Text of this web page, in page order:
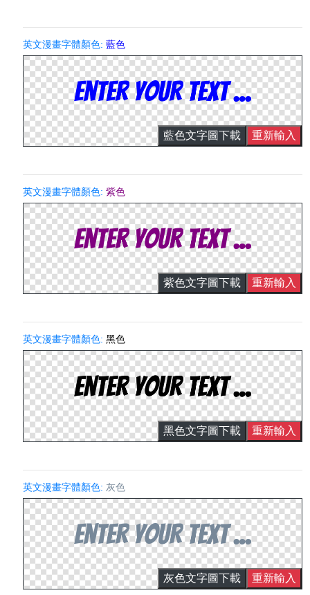
英文漫畫字體顏色:藍色
藍色文字圖下載 重新輸入
英文漫畫字體顏色:紫色
紫色文字圖下載 重新輸入
英文漫畫字體顏色:黑色
黑色文字圖下載 重新輸入
英文漫畫字體顏色: 灰色
灰色文字圖下載 重新輸入